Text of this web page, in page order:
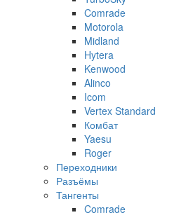
Comrade
Motorola
Midland
Hytera
Kenwood
Alinco
Icom
Vertex Standard
Комбат
Yaesu
Roger
Переходники
Разъёмы
Тангенты
Comrade